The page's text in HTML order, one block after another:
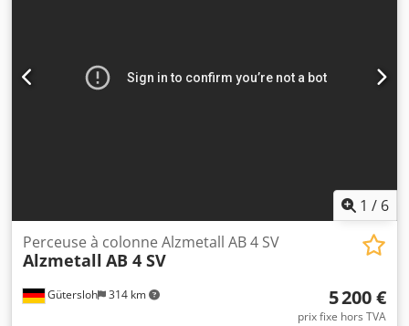
380 V, 2,6/3,2 kW Poids : 640 kg Encombrement : 700 x 1150
x 2000 mm
1 / 6
Gütersloh 314 km
Perceuse à colonne Alzmetall AB 4 SV
Alzmetall AB 4 SV
5 200 €
prix fixe hors TVA